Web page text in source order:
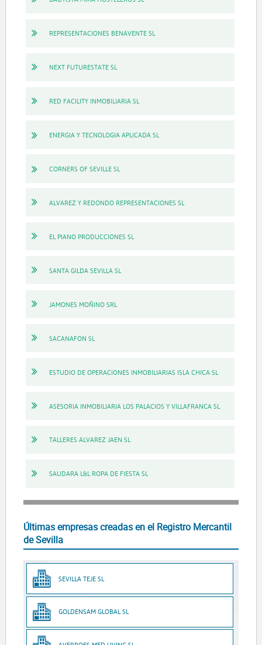
REPRESENTACIONES BENAVENTE SL
NEXT FUTURESTATE SL
RED FACILITY INMOBILIARIA SL
ENERGIA Y TECNOLOGIA APLICADA SL
CORNERS OF SEVILLE SL
ALVAREZ Y REDONDO REPRESENTACIONES SL
EL PIANO PRODUCCIONES SL
SANTA GILDA SEVILLA SL
JAMONES MOÑINO SRL
SACANAFON SL
ESTUDIO DE OPERACIONES INMOBILIARIAS ISLA CHICA SL
ASESORIA INMOBILIARIA LOS PALACIOS Y VILLAFRANCA SL
TALLERES ALVAREZ JAEN SL
SAUDARA L&L ROPA DE FIESTA SL
Últimas empresas creadas en el Registro Mercantil
de Sevilla
SEVILLA TEJE SL
GOLDENSAM GLOBAL SL